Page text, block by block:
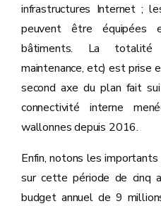
infrastructures Internet ;
peuvent être
bâtiments. La totalité
maintenance, etc) est prise
second axe du plan fait
connectivité interne
wallonnes depuis 2016.
Enfin, notons les
sur cette période de cinq
budget annuel de 9